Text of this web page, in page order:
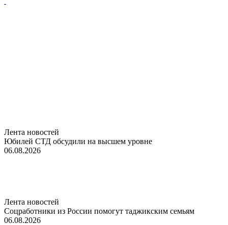
Лента новостей
Юбилей СТД обсудили на высшем уровне
06.08.2026
Лента новостей
Соцработники из России помогут таджикским семьям
06.08.2026